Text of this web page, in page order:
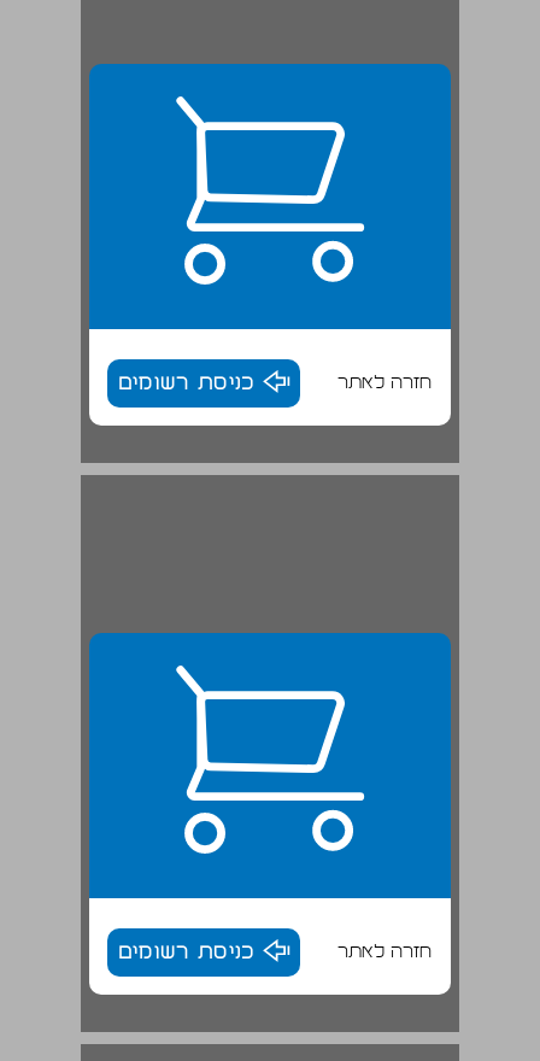
חזרה לאתר כניסת רשומים
חזרה לאתר כניסת רשומים